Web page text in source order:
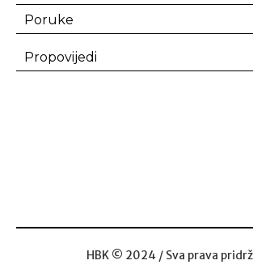
Poruke
Propovijedi
HBK © 2024 / Sva prava